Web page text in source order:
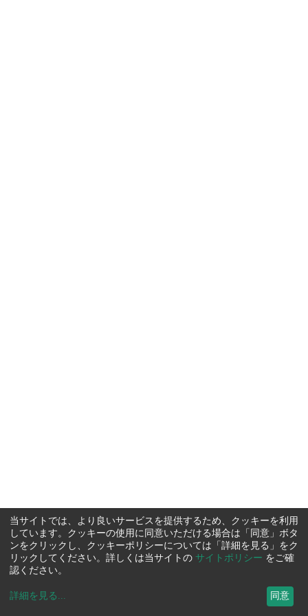
当サイトでは、より良いサービスを提供するため、クッキーを利用
しています。クッキーの使用に同意いただける場合は「同意」ボタ
ンをクリックし、クッキーポリシーについては「詳細を見る」をク
リックしてください。詳しくは当サイトの サイトポリシー をご確
認ください。
詳細を見る ... 同意